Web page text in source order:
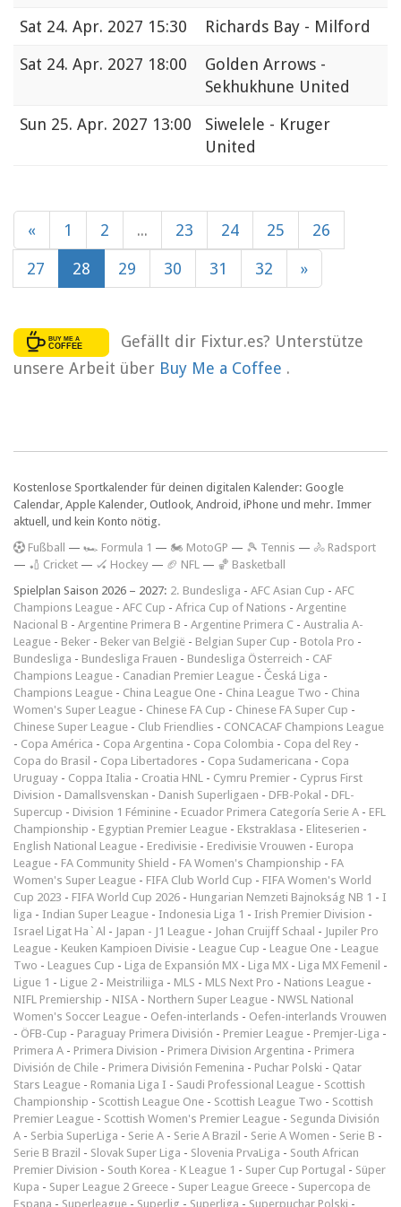
Sat 24. Apr. 2027 15:30
Richards Bay - Milford
Sat 24. Apr. 2027 18:00
Golden Arrows -
Sekhukhune United
Sun 25. Apr. 2027 13:00
Siwelele - Kruger
United
« 1 2 ... 23 24 25 26
27 28 29 30 31 32 »
Gefällt dir Fixtur.es? Unterstütze
unsere Arbeit über Buy Me a Coffee .
Kostenlose Sportkalender für deinen digitalen Kalender: Google
Calendar, Apple Kalender, Outlook, Android, iPhone und mehr. Immer
aktuell, und kein Konto nötig.
Fußball — 🏎️ Formula 1 — 🏍 MotoGP — 🎾 Tennis — 🚴 Radsport
— 🏏 Cricket — 🏑 Hockey — 🏈 NFL — 🏀 Basketball
Spielplan Saison 2026 – 2027: 2. Bundesliga - AFC Asian Cup - AFC
Champions League - AFC Cup - Africa Cup of Nations - Argentine
Nacional B - Argentine Primera B - Argentine Primera C - Australia A-
League - Beker - Beker van België - Belgian Super Cup - Botola Pro -
Bundesliga - Bundesliga Frauen - Bundesliga Österreich - CAF
Champions League - Canadian Premier League - Česká Liga -
Champions League - China League One - China League Two - China
Women's Super League - Chinese FA Cup - Chinese FA Super Cup -
Chinese Super League - Club Friendlies - CONCACAF Champions League
- Copa América - Copa Argentina - Copa Colombia - Copa del Rey -
Copa do Brasil - Copa Libertadores - Copa Sudamericana - Copa
Uruguay - Coppa Italia - Croatia HNL - Cymru Premier - Cyprus First
Division - Damallsvenskan - Danish Superligaen - DFB-Pokal - DFL-
Supercup - Division 1 Féminine - Ecuador Primera Categoría Serie A - EFL
Championship - Egyptian Premier League - Ekstraklasa - Eliteserien -
English National League - Eredivisie - Eredivisie Vrouwen - Europa
League - FA Community Shield - FA Women's Championship - FA
Women's Super League - FIFA Club World Cup - FIFA Women's World
Cup 2023 - FIFA World Cup 2026 - Hungarian Nemzeti Bajnokság NB 1 - I
liga - Indian Super League - Indonesia Liga 1 - Irish Premier Division -
Israel Ligat Ha`Al - Japan - J1 League - Johan Cruijff Schaal - Jupiler Pro
League - Keuken Kampioen Divisie - League Cup - League One - League
Two - Leagues Cup - Liga de Expansión MX - Liga MX - Liga MX Femenil -
Ligue 1 - Ligue 2 - Meistriliiga - MLS - MLS Next Pro - Nations League -
NIFL Premiership - NISA - Northern Super League - NWSL National
Women's Soccer League - Oefen-interlands - Oefen-interlands Vrouwen
- ÖFB-Cup - Paraguay Primera División - Premier League - Premjer-Liga -
Primera A - Primera Division - Primera Division Argentina - Primera
División de Chile - Primera División Femenina - Puchar Polski - Qatar
Stars League - Romania Liga I - Saudi Professional League - Scottish
Championship - Scottish League One - Scottish League Two - Scottish
Premier League - Scottish Women's Premier League - Segunda División
A - Serbia SuperLiga - Serie A - Serie A Brazil - Serie A Women - Serie B -
Serie B Brazil - Slovak Super Liga - Slovenia PrvaLiga - South African
Premier Division - South Korea - K League 1 - Super Cup Portugal - Süper
Kupa - Super League 2 Greece - Super League Greece - Supercopa de
Espana - Superleague - Superlig - Superliga - Superpuchar Polski -